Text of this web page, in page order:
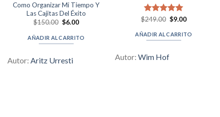
Como Organizar Mi Tiempo Y
Las Cajitas Del Éxito
$150.00 Original
was:
$150.00.
$6.00Current
is:
$6.00.
AÑADIR AL CARRITO
Autor: Aritz Urresti
Valorado en
$249.00 Original
price
was:
$249.00.
$9.00Current
is:
$9.00.
AÑADIR AL CARRITO
Autor: Wim Hof